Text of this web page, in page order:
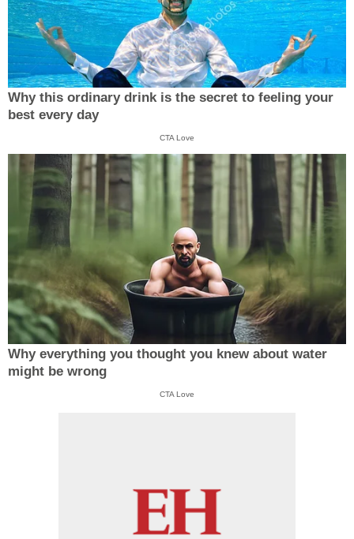
Why this ordinary drink is the secret to feeling your
best every day
CTA Love
Why everything you thought you knew about water
might be wrong
CTA Love